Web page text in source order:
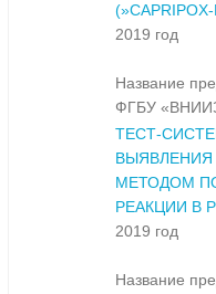
2019 год
Название
ФГБУ
ТЕСТ-
МЕТОДОМ
РЕАКЦИИ В
2019 год
Название